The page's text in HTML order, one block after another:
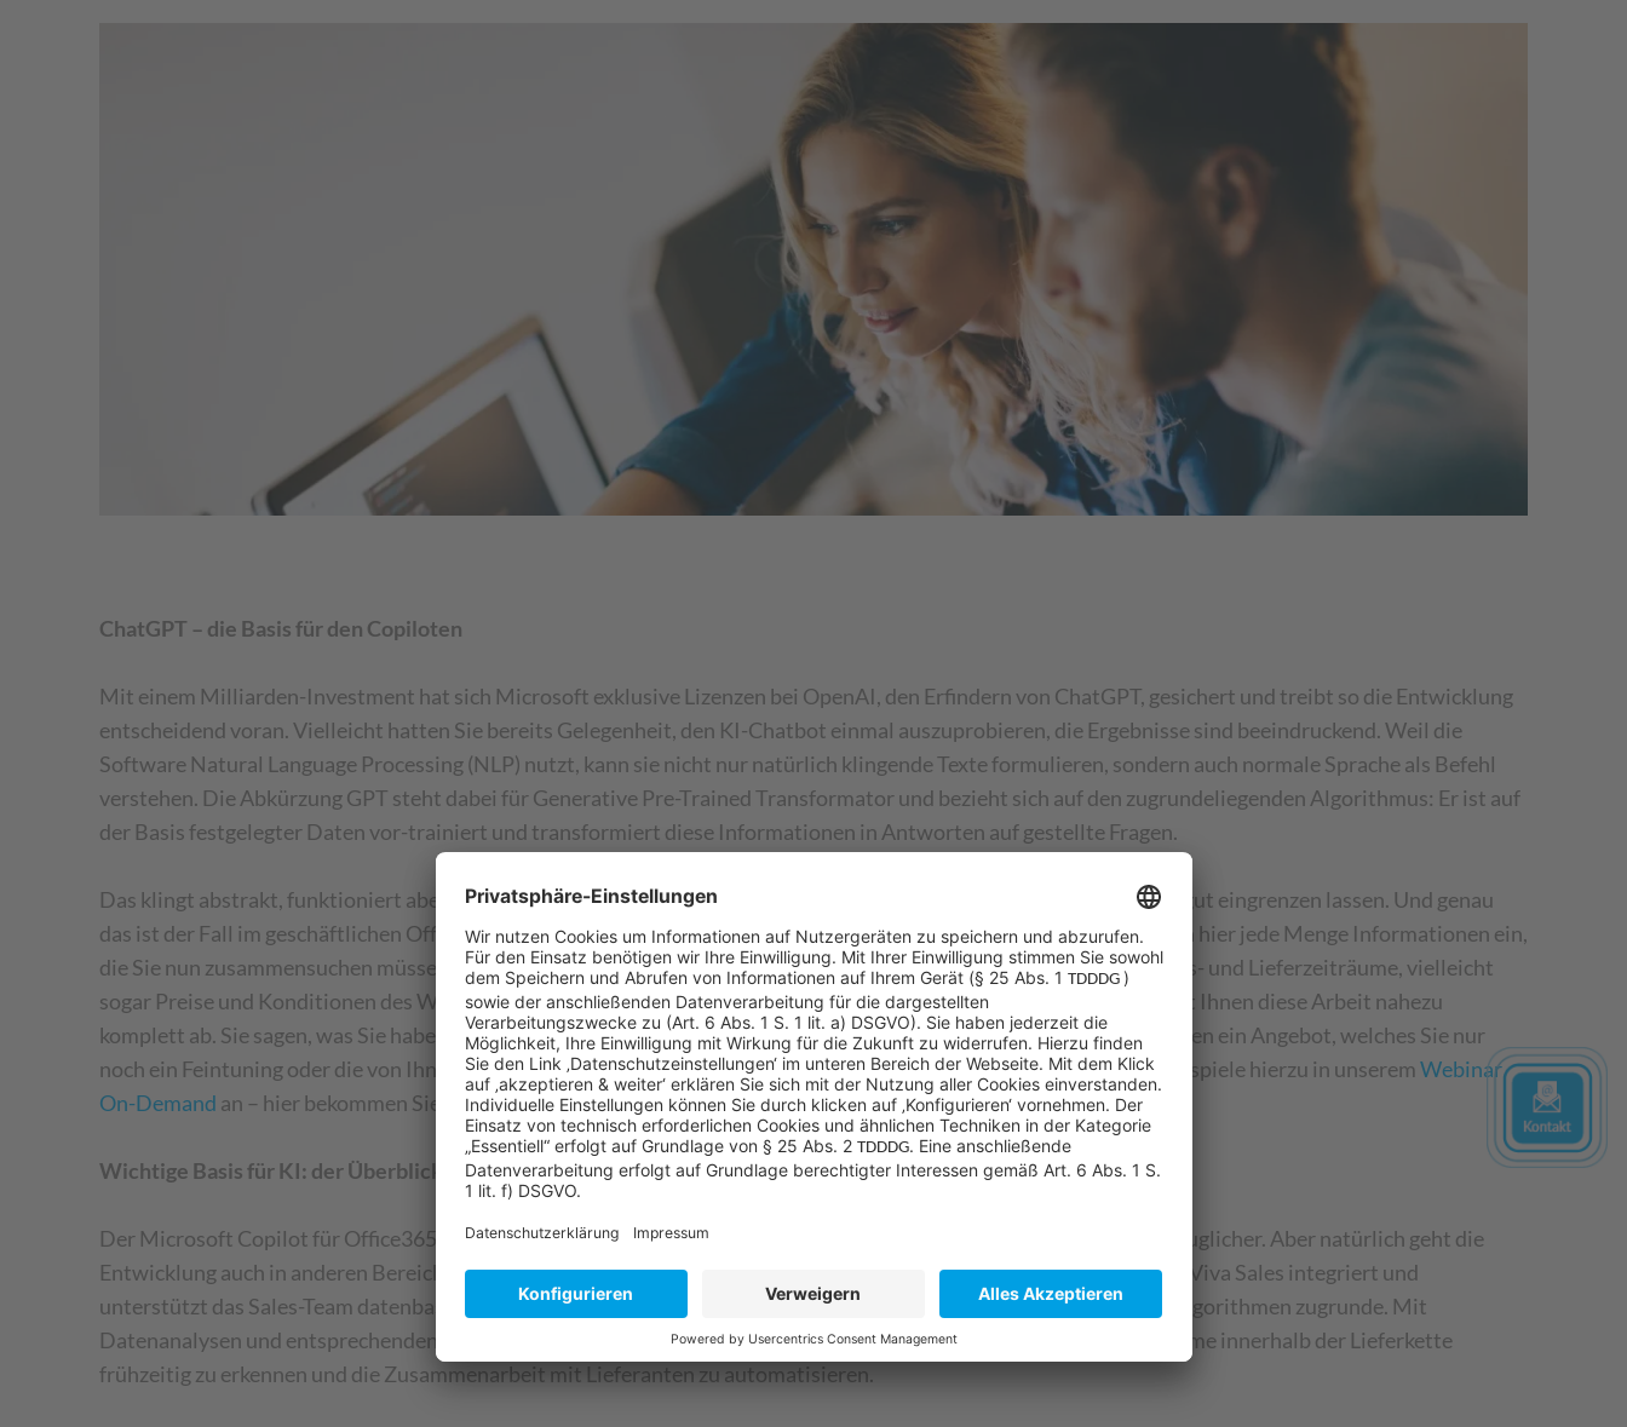
ChatGPT – die Basis für den Copiloten
Mit einem Milliarden-Investment hat sich Microsoft exklusive Lizenzen bei OpenAI, den Erfindern von ChatGPT, gesichert und treibt so die Entwicklung
entscheidend voran. Vielleicht hatten Sie bereits Gelegenheit, den KI-Chatbot einmal auszuprobieren, die Ergebnisse sind beeindruckend. Weil die
Software Natural Language Processing (NLP) nutzt, kann sie nicht nur natürlich klingende Texte formulieren, sondern auch normale Sprache als Befehl
verstehen. Die Abkürzung GPT steht dabei für Generative Pre-Trained Transformator und bezieht sich auf den zugrundeliegenden Algorithmus: Er ist auf
der Basis festgelegter Daten vor-trainiert und transformiert diese Informationen in Antworten auf gestellte Fragen.
Das klingt abstrakt, funktioniert aber sehr gut. Besonders dann, wenn sich die benötigten Informationen tatsächlich gut eingrenzen lassen. Und genau
das ist der Fall im geschäftlichen Office-Kontext. Ein Beispiel: Sie möchten ein Angebot erstellen. Naturgemäß fließen hier jede Menge Informationen ein,
die Sie nun zusammensuchen müssen: Gesprächsnotizen vom Meeting mit dem Kunden, E-Mail-Verkehr, Herstellungs- und Lieferzeiträume, vielleicht
sogar Preise und Konditionen des Wettbewerbs, Ihre Produkt-Roadmap und so weiter und so fort. Der Copilot nimmt Ihnen diese Arbeit nahezu
komplett ab. Sie sagen, was Sie haben möchten und grenzen die Datenbasis entsprechend ein. Der Copilot erstellt Ihnen ein Angebot, welches Sie nur
noch ein Feintuning oder die von Ihnen gewünschten individuellen Anpassungen benötigt. Schauen Sie sich einige Beispiele hierzu in unseremWebinar
On-Demand an – hier bekommen Sie einen Eindruck, wie KI unsere Arbeitswelt tatsächlich künftig umkrempeln wird.
Wichtige Basis für KI: der Überblick über die eigenen Daten
Der Microsoft Copilot für Office365 macht den praktischen Nutzen von KI-Technologien nun greifbarer und alltagstauglicher. Aber natürlich geht die
Entwicklung auch in anderen Bereichen weiter: So ist der Copilot zum Beispiel bereits in das CRM-System Microsoft Viva Sales integriert und
unterstützt das Sales-Team datenbasiert. Zudem liegen verschiedenen Supply-Chain-Anwendungen inzwischen KI-Algorithmen zugrunde. Mit
Datenanalysen und entsprechenden Interpretationen helfen sie dabei, unnötige Lagerbestände zu vermeiden, Probleme innerhalb der Lieferkette
frühzeitig zu erkennen und die Zusammenarbeit mit Lieferanten zu automatisieren.